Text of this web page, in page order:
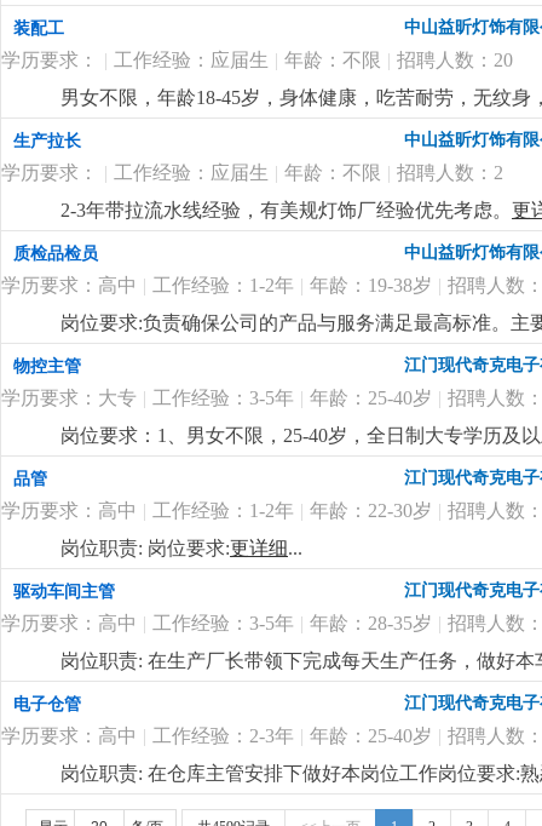
付出精神，人品高尚。更详细...
装配工 中山益昕灯饰有
学历要求： | 工作经验：应届生 | 年龄：不限 | 招聘人数：20
男女不限，年龄18-45岁，身体健康，吃苦耐劳，无纹
扣水电费，全勤100元，满半年工龄奖50元，最高300元
生产拉长 中山益昕灯饰有
学历要求： | 工作经验：应届生 | 年龄：不限 | 招聘人数：2
2-3年带拉流水线经验，有美规灯饰厂经验优先考虑。 更
质检品检员 中山益昕灯饰有
学历要求：高中 | 工作经验：1-2年 | 年龄：19-38岁 | 招聘人数
岗位要求:负责确保公司的产品与服务满足最高标准。
质量达标。岗位要求：1. 高中及以上学历；2. 熟悉质量
真，具备较强的责任心；5. 良好的沟通能力，能与多个
物控主管 江门现代奇克电
学历要求：大专 | 工作经验：3-5年 | 年龄：25-40岁 | 招聘人数
岗位要求：1、男女不限，25-40岁，全日制大专学历及
pmc工作流程。2、负责订单的物料需求整理，能根据
主理物控部门的能力，性格雷厉风行，有良好的沟通
用；5、良好的沟通、协调和计划能力。岗位福利：1、
日慰问礼品礼金、开工红包、公司根据年度业绩颁发年
公。更详细...
品管 江门现代奇克电
学历要求：高中 | 工作经验：1-2年 | 年龄：22-30岁 | 招聘人数
岗位职责: 岗位要求:更详细...
驱动车间主管 江门现代奇克电
学历要求：高中 | 工作经验：3-5年 | 年龄：28-35岁 | 招聘人数
岗位职责: 在生产厂长带领下完成每天生产任务，做好
懂驱动贴片机和插件机操作3.包吃包住，试用期后买社
电子仓管 江门现代奇克电
学历要求：高中 | 工作经验：2-3年 | 年龄：25-40岁 | 招聘人数
岗位职责: 在仓库主管安排下做好本岗位工作岗位要求:
是一家专业生产led照明企业，产品主要是筒灯 天花灯